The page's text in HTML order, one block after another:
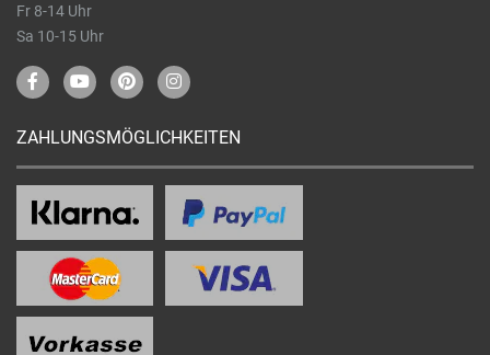
Fr 8-14 Uhr
Sa 10-15 Uhr
ZAHLUNGSMÖGLICHKEITEN